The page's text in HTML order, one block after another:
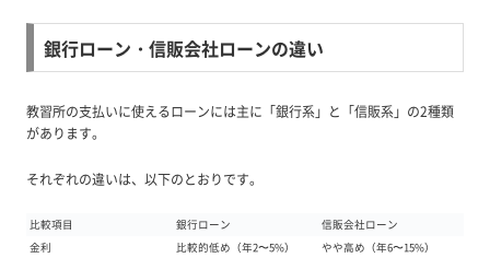
銀行ローン・信販会社ローンの違い
教習所の支払いに使えるローンには主に「銀行系」と「信販系」の2種類
があります。
それぞれの違いは、以下のとおりです。
比較項目 銀行ローン
信販会社ローン
金利
比較的低め（年2〜5%）
やや高め（年6〜15%）